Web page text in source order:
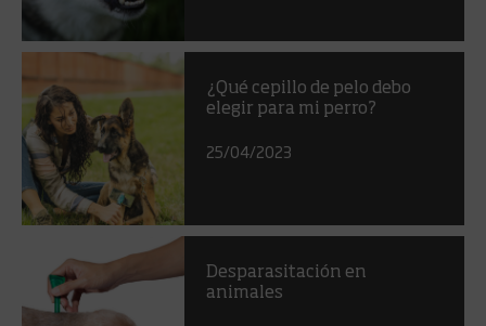
¿Qué cepillo de pelo debo
elegir para mi perro?
25/04/2023
Desparasitación en
animales